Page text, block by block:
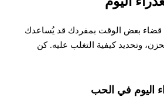
قضاء بعض الوقت بمفردك قد يُساعدك
وتحديد كيفية التغلب عليه. كن
اليوم في الحب